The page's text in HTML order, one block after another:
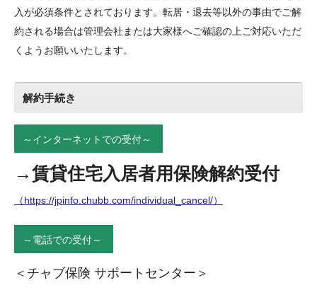
入が必須条件とされております。転居・退去等以外の事由でご解
約される場合は管理会社または大家様へご確認の上ご対応いただ
くようお願いいたします。
解約手続き
～インターネットでの受付～
→賃貸住宅入居者用保険解約受付
（https://jpinfo.chubb.com/individual_cancel/）
～電話での受付～
＜チャブ保険 サポートセンター＞